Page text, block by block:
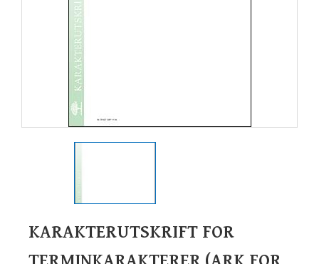
KARAKTERUTSKRIFT FOR